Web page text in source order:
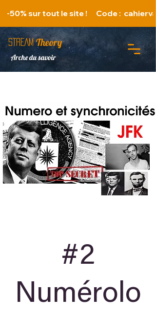
-50% sur tout le site !      Code :
STREAM Theory
Arche du savoir
#2
Numérolo